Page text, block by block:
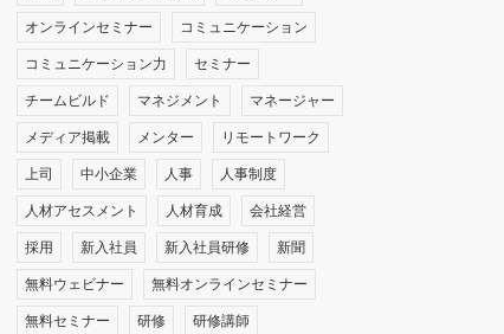
オンラインセミナー コミュニケーション
コミュニケーション力 セミナー
チームビルド マネジメント マネージャー
メディア掲載 メンター リモートワーク
上司 中小企業 人事 人事制度
人材アセスメント 人材育成 会社経営
採用 新入社員 新入社員研修 新聞
無料ウェビナー 無料オンラインセミナー
無料セミナー 研修 研修講師